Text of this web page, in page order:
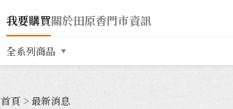
我要購買關於田原香門市資訊
全系列商品
首頁 > 最新消息